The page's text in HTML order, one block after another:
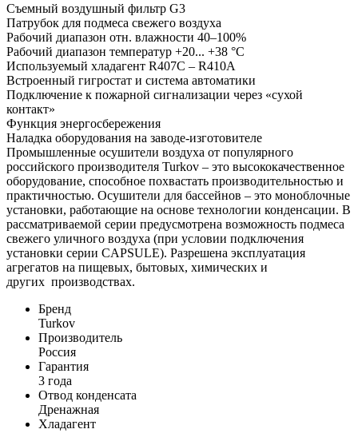
Съемный воздушный фильтр G3
Патрубок для подмеса свежего воздуха
Рабочий диапазон отн. влажности 40–100%
Рабочий диапазон температур +20... +38 °С
Используемый хладагент R407C – R410A
Встроенный гигростат и система автоматики
Подключение к пожарной сигнализации через «сухой
контакт»
Функция энергосбережения
Наладка оборудования на заводе-изготовителе
Промышленные осушители воздуха от популярного
российского производителя Turkov – это высококачественное
оборудование, способное похвастать производительностью и
практичностью. Осушители для бассейнов – это моноблочные
установки, работающие на основе технологии конденсации. В
рассматриваемой серии предусмотрена возможность подмеса
свежего уличного воздуха (при условии подключения
установки серии CAPSULE). Разрешена эксплуатация
агрегатов на пищевых, бытовых, химических и
других производствах.
Бренд
Turkov
Производитель
Россия
Гарантия
3 года
Отвод конденсата
Дренажная
Хладагент